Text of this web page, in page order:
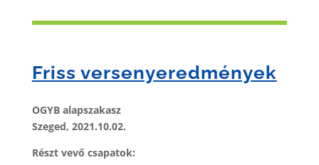
Friss versenyeredmények
OGYB alapszakasz
Szeged, 2021.10.02.
Részt vevő csapatok: